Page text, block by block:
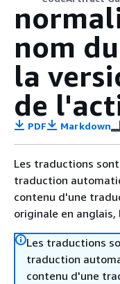
nom
la
de
PDF Markdown
Les traductions
traduction
contenu d'une
originale en
Les traductions
traduction
contenu d'une